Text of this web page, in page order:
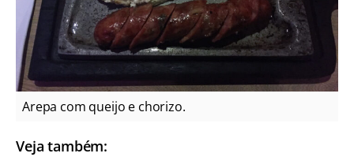
Arepa com queijo e chorizo.
Veja também: